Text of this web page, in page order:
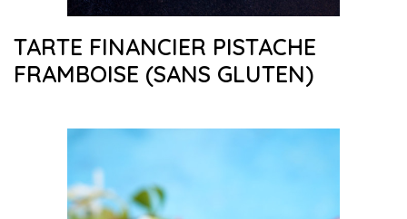
TARTE FINANCIER PISTACHE
FRAMBOISE (SANS GLUTEN)